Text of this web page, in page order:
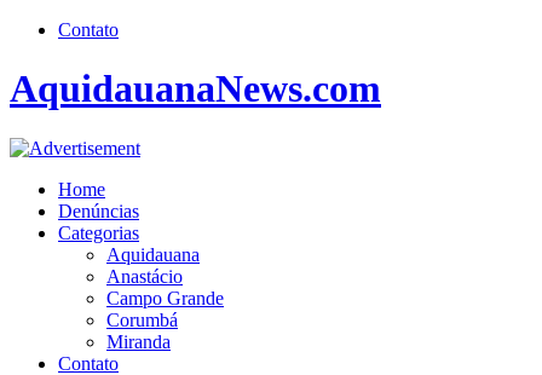
Contato
AquidauanaNews.com
Home
Denúncias
Categorias
Aquidauana
Anastácio
Campo Grande
Corumbá
Miranda
Contato